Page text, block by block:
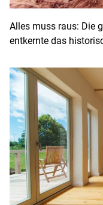
Alles muss raus: Die
entkernte das